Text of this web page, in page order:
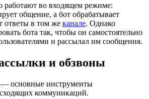
работают во входящем режиме:
общение, а бот обрабатывает
ответы в том же канале. Однако
бота так, чтобы он самостоятельно
и рассылал им сообщения.
и обзвоны
— основные инструменты
коммуникаций.